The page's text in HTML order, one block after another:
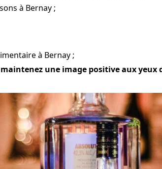
à Bernay ;
à Bernay ;
une image positive aux